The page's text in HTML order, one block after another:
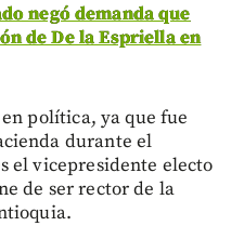
negó demanda que
de De la Espriella en
política, ya que fue
durante el
el vicepresidente electo
de ser rector de la